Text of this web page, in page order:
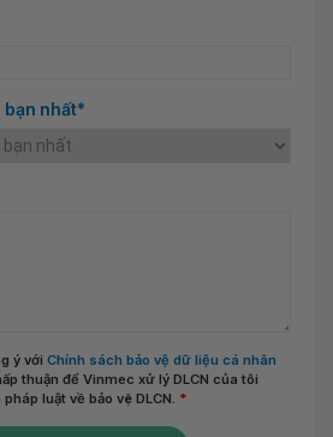
bạn nhất*
ý với Chính sách bảo vệ dữ liệu cá nhân
thuận để Vinmec xử lý DLCN của tôi
luật về bảo vệ DLCN. *